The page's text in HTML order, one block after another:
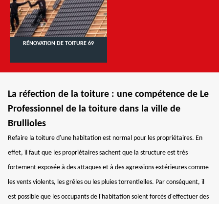
RÉNOVATION DE TOITURE 69
La réfection de la toiture : une compétence de Le
Professionnel de la toiture dans la ville de
Brullioles
Refaire la toiture d'une habitation est normal pour les propriétaires. En
effet, il faut que les propriétaires sachent que la structure est très
fortement exposée à des attaques et à des agressions extérieures comme
les vents violents, les grêles ou les pluies torrentielles. Par conséquent, il
est possible que les occupants de l'habitation soient forcés d'effectuer des